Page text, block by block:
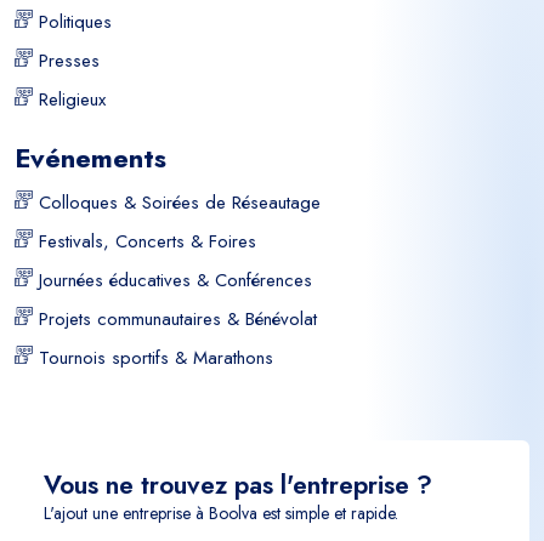
Politiques
Presses
Religieux
Evénements
Colloques & Soirées de Réseautage
Festivals, Concerts & Foires
Journées éducatives & Conférences
Projets communautaires & Bénévolat
Tournois sportifs & Marathons
Vous ne trouvez pas l'entreprise ?
L'ajout une entreprise à Boolva est simple et rapide.